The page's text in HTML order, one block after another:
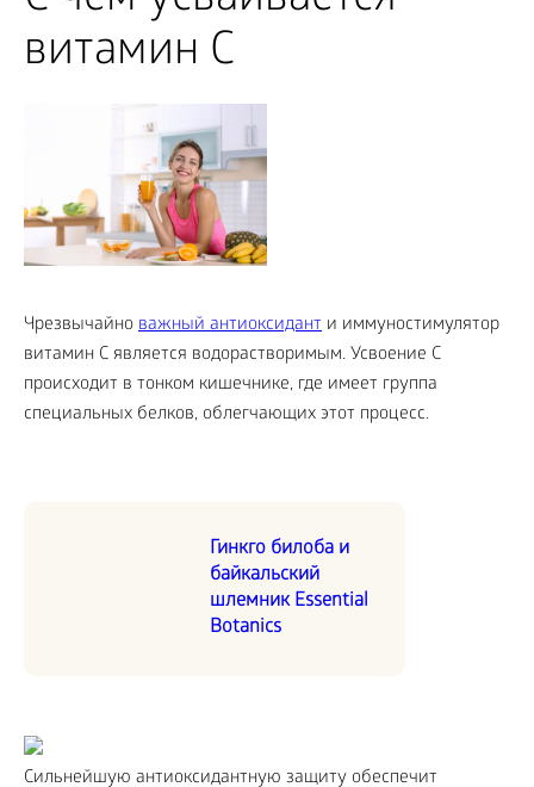
витамин С
Чрезвычайно важный антиоксидант и иммуностимулятор
витамин С является водорастворимым. Усвоение С
происходит в тонком кишечнике, где имеет группа
специальных белков, облегчающих этот процесс.
Гинкго билоба и
байкальский
шлемник Essential
Botanics
Сильнейшую антиоксидантную защиту обеспечит